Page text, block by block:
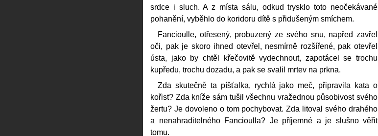
srdce i sluch. A z místa sálu, odkud trysklo toto neočekávané
pohanění, vyběhlo do koridoru dítě s přidušeným smíchem.
Fancioulle, otřesený, probuzený ze svého snu, napřed zavřel
oči, pak je skoro ihned otevřel, nesmírně rozšířené, pak otevřel
ústa, jako by chtěl křečovitě vydechnout, zapotácel se trochu
kupředu, trochu dozadu, a pak se svalil mrtev na prkna.
Zda skutečně ta píšťalka, rychlá jako meč, připravila kata o
kořist? Zda kníže sám tušil všechnu vražednou působivost svého
žertu? Je dovoleno o tom pochybovat. Zda litoval svého drahého
a nenahraditelného Fancioulla? Je příjemné a je slušno věřit
tomu.